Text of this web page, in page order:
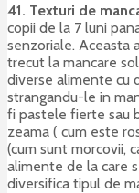
41. Texturi de
copii de la 7 luni
senzoriale. Aceasta
trecut la mancare
diverse alimente cu
strangandu-le in
fi pastele fierte sau
zeama ( cum este
(cum sunt morcovii,
alimente de la care
diversifica tipul de